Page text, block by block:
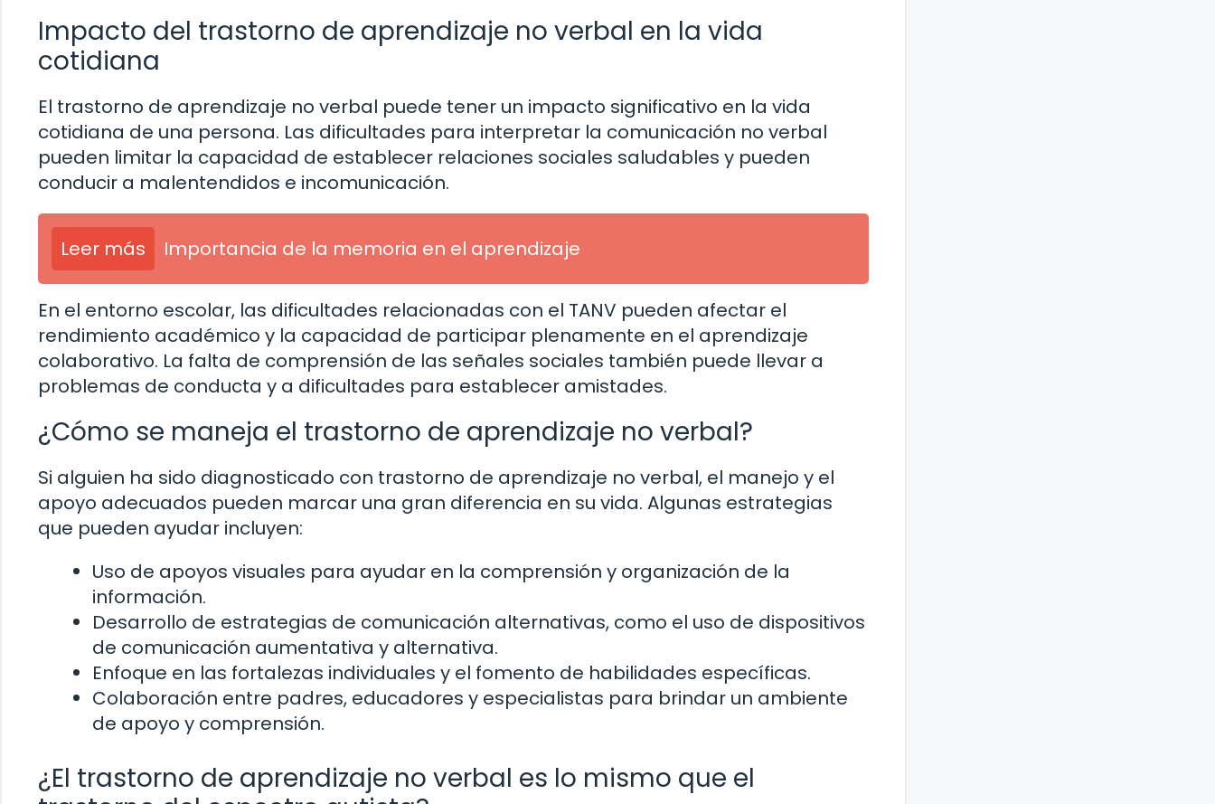
Impacto del trastorno de aprendizaje no verbal en la vida
cotidiana
El trastorno de aprendizaje no verbal puede tener un impacto significativo en la vida
cotidiana de una persona. Las dificultades para interpretar la comunicación no verbal
pueden limitar la capacidad de establecer relaciones sociales saludables y pueden
conducir a malentendidos e incomunicación.
Leer más Importancia de la memoria en el aprendizaje
En el entorno escolar, las dificultades relacionadas con el TANV pueden afectar el
rendimiento académico y la capacidad de participar plenamente en el aprendizaje
colaborativo. La falta de comprensión de las señales sociales también puede llevar a
problemas de conducta y a dificultades para establecer amistades.
¿Cómo se maneja el trastorno de aprendizaje no verbal?
Si alguien ha sido diagnosticado con trastorno de aprendizaje no verbal, el manejo y el
apoyo adecuados pueden marcar una gran diferencia en su vida. Algunas estrategias
que pueden ayudar incluyen:
Uso de apoyos visuales para ayudar en la comprensión y organización de la
información.
Desarrollo de estrategias de comunicación alternativas, como el uso de dispositivos
de comunicación aumentativa y alternativa.
Enfoque en las fortalezas individuales y el fomento de habilidades específicas.
Colaboración entre padres, educadores y especialistas para brindar un ambiente
de apoyo y comprensión.
¿El trastorno de aprendizaje no verbal es lo mismo que el